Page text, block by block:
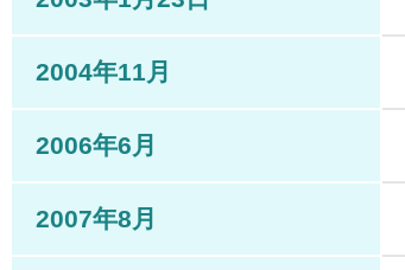
2004年11月
2006年6月
2007年8月